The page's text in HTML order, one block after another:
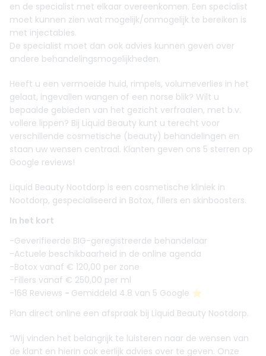
en de specialist met elkaar overeenkomen. Een specialist
moet kunnen zien wat mogelijk/onmogelijk te bereiken is
met injectables.
De specialist moet dan ook advies kunnen geven over
andere behandelingsmogelijkheden.
Heeft u een vermoeide huid, rimpels, volumeverlies in het
gelaat, ingevallen wangen of een norse blik? Wilt u
bepaalde gebieden van het gezicht verfraaien, met b.v.
vollere lippen? Bij Liquid Beauty kunt u terecht voor
verschillende cosmetische (beauty) behandelingen en
staan uw wensen centraal. Klanten geven ons 5 sterren op
Google reviews!
Liquid Beauty Nootdorp is een cosmetische kliniek in
Nootdorp, gespecialiseerd in Botox, fillers en skinboosters.
In het kort
-Geverifieerde BIG-geregistreerde behandelaar
-Actuele beschikbaarheid in de online agenda
-Botox vanaf € 120,00 per zone
-Fillers vanaf € 250,00 per ml
-168 Reviews - Gemiddeld 4.8 van 5 Google ⭐️
Plan direct online een afspraak bij Liquid Beauty Nootdorp.
“Wij vinden het belangrijk te luisteren naar de wensen van
de klant en hierin ook eerlijk advies over te geven. Onze